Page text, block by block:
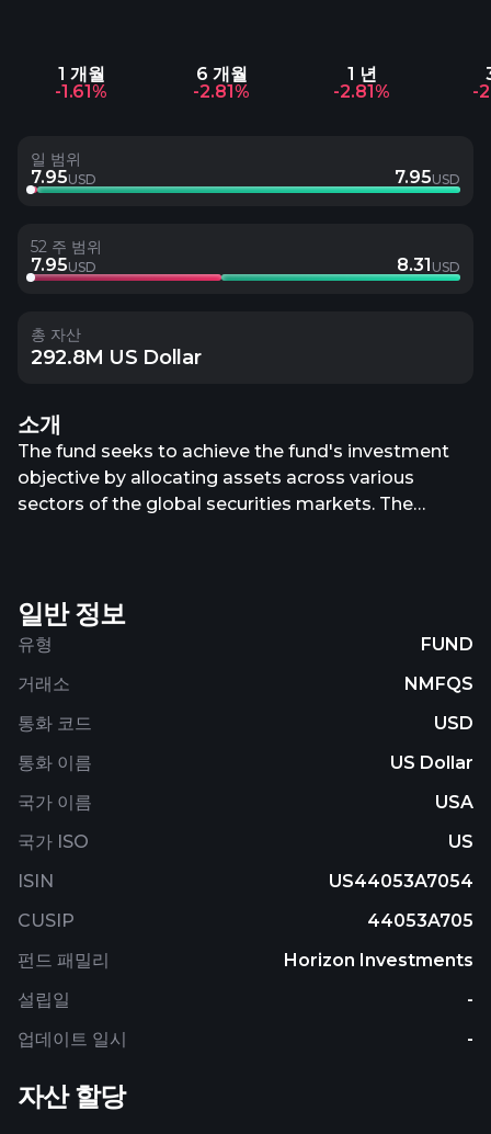
1 개월
-1.61%
6 개월
-2.81%
1 년
-2.81%
-
일 범위
7.95USD 7.95USD
52 주 범위
7.95USD 8.31 USD
총 자산
292.8M US Dollar
소개
The fund seeks to achieve the fund's investment
objective by allocating assets across various
sectors of the global securities markets. The
of securities. The fund will invest primarily in U.S.
Dollar denominated securities, but may also invest
denominated securities.
일반 정보
유형
FUND
거래소
NMFQS
통화 코드
USD
통화 이름
US Dollar
국가 이름
USA
국가 ISO
US
ISIN
US44053A7054
CUSIP
44053A705
펀드 패밀리
Horizon Investments
설립일
-
업데이트 일시
-
자산 할당